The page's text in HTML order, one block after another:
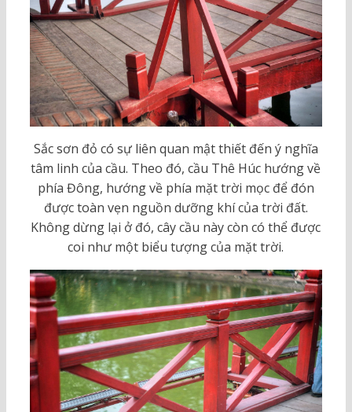
Sắc sơn đỏ có sự liên quan mật thiết đến ý nghĩa
tâm linh của cầu. Theo đó, cầu Thê Húc hướng về
phía Đông, hướng về phía mặt trời mọc để đón
được toàn vẹn nguồn dưỡng khí của trời đất.
Không dừng lại ở đó, cây cầu này còn có thể được
coi như một biểu tượng của mặt trời.